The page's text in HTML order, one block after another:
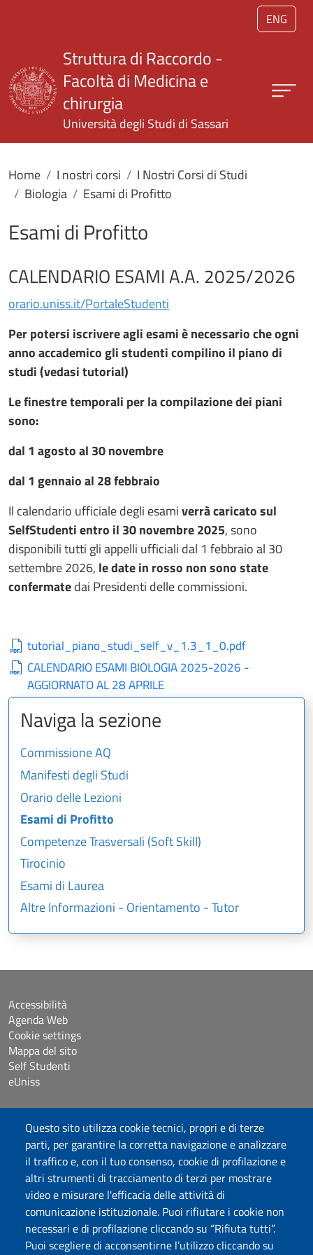
Salta al contenuto principale
ENG
Questo sito utilizza cookie tecnici, propri e di terze
parti, per garantire la corretta navigazione e analizzare
il traffico e, con il tuo consenso, cookie di profilazione e
altri strumenti di tracciamento di terzi per mostrare
video e misurare l'efficacia delle attività di
comunicazione istituzionale. Puoi rifiutare i cookie non
necessari e di profilazione cliccando su “Rifiuta tutti”.
Puoi scegliere di acconsentirne l’utilizzo cliccando su
Struttura di Raccordo -
Facoltà di Medicina e
chirurgia
Università degli Studi di Sassari
Home I nostri corsi
I Nostri Corsi di Studi
Biologia
Esami di Profitto
Esami di Profitto
CALENDARIO ESAMI A.A. 2025/2026
orario.uniss.it/PortaleStudenti
Per potersi iscrivere agli esami è necessario che ogni
anno accademico gli studenti compilino il piano di
studi (vedasi tutorial)
Le finestre temporali per la compilazione dei piani
sono:
dal 1 agosto al 30 novembre
dal 1 gennaio al 28 febbraio
Il calendario ufficiale degli esamiverrà caricato sul
SelfStudenti entro il 30 novembre 2025, sono
disponibili tutti gli appelli ufficiali dal 1 febbraio al 30
settembre 2026, le date in rosso non sono state
confermatedai Presidenti delle commissioni.
tutorial_piano_studi_self_v_1.3_1_0.pdf
CALENDARIO ESAMI BIOLOGIA 2025-2026 -
AGGIORNATO AL 28 APRILE
Naviga la sezione
Commissione AQ
Manifesti degli Studi
Orario delle Lezioni
Esami di Profitto
Competenze Trasversali (Soft Skill)
Tirocinio
Esami di Laurea
Altre Informazioni - Orientamento - Tutor
Università degli Studi di Sassari
Struttura di Raccordo
Accessibilità
Agenda Web
Cookie settings
Mappa del sito
Self Studenti
eUniss
Dichiarazione di accessibilità
Posta elettronica @uniss.it
Protocollo
Seguici su